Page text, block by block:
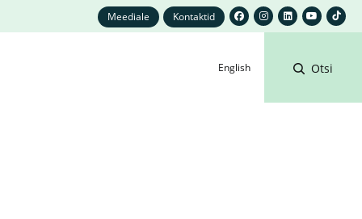
Meediale Kontaktid
English Otsi